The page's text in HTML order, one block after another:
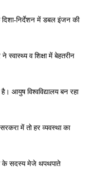
निर्देशन में डबल इंजन की
स्वास्थ्य व शिक्षा में बेहतरीन
आयुष विश्वविद्यालय बन रहा
सरकरा में तो हर व्यवस्था का
के सदस्य मेजे थपथपाते